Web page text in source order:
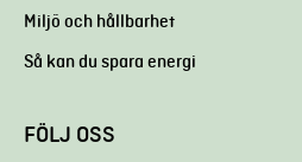
Miljö och hållbarhet
Så kan du spara energi
FÖLJ OSS